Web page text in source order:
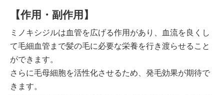
【作用・副作用】
ミノキシジルは血管を広げる作用があり、血流を良くし
て毛細血管まで髪の毛に必要な栄養を行き渡らせること
ができます。
さらに毛母細胞を活性化させるため、発毛効果が期待で
きます。